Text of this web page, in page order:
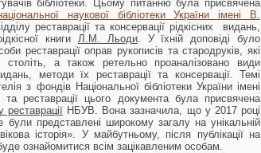
бібліотеки. Цьому питанню була присвячена
наукової бібліотеки України імені В.
реставрації та консервації рідкісних видань,
книги Л.М. Льоди. У їхній доповіді було
реставрації оправ рукописів та стародруків, які
століть, а також ретельно проаналізовано види
методи їх реставрації та консервації. Темі
з фондів Національної бібліотеки України імені
реставрації цього документа була присвячена
реставраціїНБУВ. Вона зазначила, що у 2017 році
представлені широкому загалу на унікальній
історія». У майбутньому, після публікації на
ознайомитися всім зацікавленим особам.